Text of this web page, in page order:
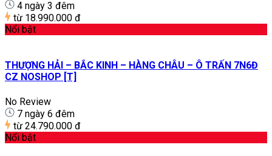
4 ngày 3 đêm
từ 18.990.000 đ
Nổi bật
THƯỢNG HẢI – BẮC KINH – HÀNG CHÂU – Ô TRẤN 7N6Đ
CZ NOSHOP [T]
No Review
7 ngày 6 đêm
từ 24.790.000 đ
Nổi bật